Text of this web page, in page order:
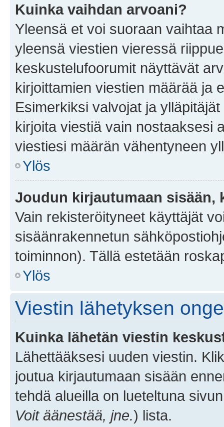
Kuinka vaihdan arvoani?
Yleensä et voi suoraan vaihtaa
yleensä viestien vieressä
keskustelufoorumit näyttävät
kirjoittamien viestien määrää ja
Esimerkiksi valvojat ja
kirjoita viestiä vain nostaaksesi
viestiesi määrän vähentyneen
Ylös
Joudun kirjautumaan sisään,
Vain rekisteröityneet käyttäjät
sisäänrakennetun
toiminnon). Tällä estetään
Ylös
Viestin lähetyksen
Kuinka lähetän viestin
Lähettääksesi uuden viestin.
joutua kirjautumaan sisään
tehdä alueilla on lueteltuna
Voit äänestää, jne.) lista.